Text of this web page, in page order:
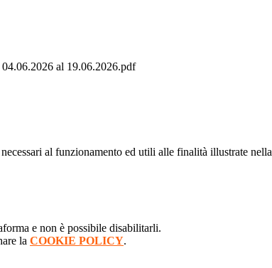
al 19.06.2026.pdf
al funzionamento ed utili alle finalità illustrate nella
e non è possibile disabilitarli.
la COOKIE POLICY.